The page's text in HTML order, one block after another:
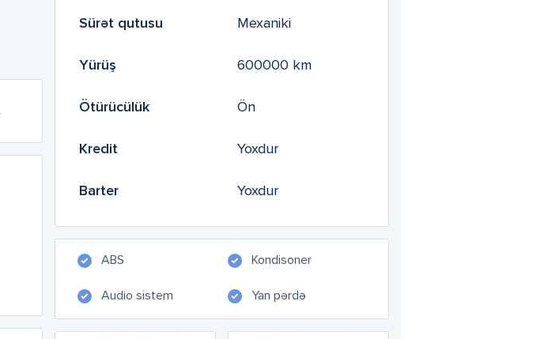
Sürət qutusu Mexaniki
Yürüş 600000 km
Ötürücülük Ön
Kredit Yoxdur
Barter Yoxdur
ABS Kondisoner
Audio sistem Yan pərdə